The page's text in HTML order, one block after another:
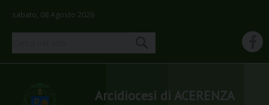
sabato, 08 Agosto 2026
Arcidiocesi di ACERENZA